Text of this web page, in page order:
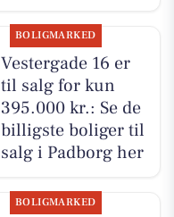
BOLIGMARKED
Vestergade 16 er
til salg for kun
395.000 kr.: Se de
billigste boliger til
salg i Padborg her
BOLIGMARKED